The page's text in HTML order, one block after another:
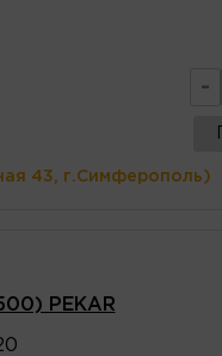
-
43, г.Симферополь)
PEKAR